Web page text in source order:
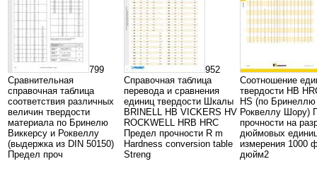
799
Сравнительная
справочная таблица
соответствия различных
величин твердости
материала по Бринелю
Виккерсу и Роквеллу
(выдержка из DIN 50150)
Предел проч
952
Справочная таблица
перевода и сравнения
единиц твердости Шкалы
BRINELL HB VICKERS HV
ROCKWELL HRB HRC
Предел прочности R m
Hardness conversion table
Streng
Соотношение
твердости HB
HS (по Бринеллю
Роквеллу Шору)
прочности на
дюймовых
измерения 1000
дюйм2